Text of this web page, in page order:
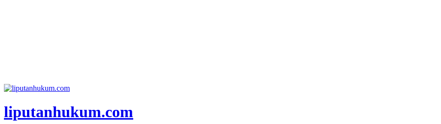
liputanhukum.com